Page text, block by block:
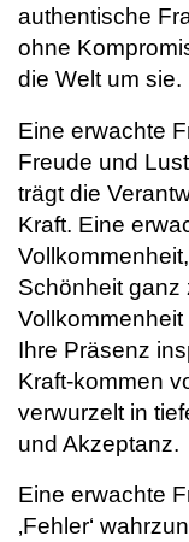
authentische
ohne
die Welt um sie.
Eine erwachte
Freude und
trägt die
Kraft. Eine
Schönheit ganz
Ihre Präsenz
Kraft-kommen
verwurzelt in
und Akzeptanz.
Eine erwachte
‚Fehler‘